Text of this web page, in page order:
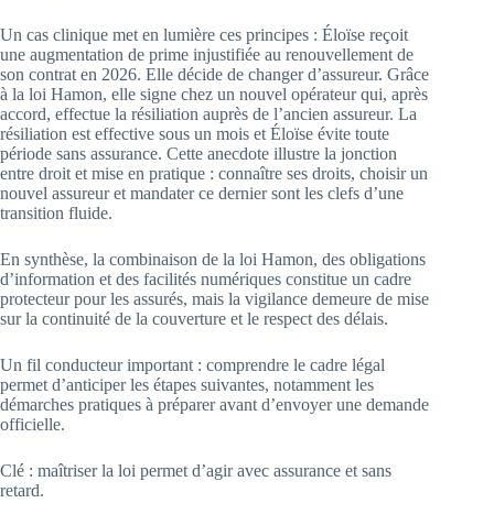
Un cas clinique met en lumière ces principes : Éloïse reçoit
une augmentation de prime injustifiée au renouvellement de
son contrat en 2026. Elle décide de changer d’assureur. Grâce
à la loi Hamon, elle signe chez un nouvel opérateur qui, après
accord, effectue la résiliation auprès de l’ancien assureur. La
résiliation est effective sous un mois et Éloïse évite toute
période sans assurance. Cette anecdote illustre la jonction
entre droit et mise en pratique : connaître ses droits, choisir un
nouvel assureur et mandater ce dernier sont les clefs d’une
transition fluide.
En synthèse, la combinaison de la loi Hamon, des obligations
d’information et des facilités numériques constitue un cadre
protecteur pour les assurés, mais la vigilance demeure de mise
sur la continuité de la couverture et le respect des délais.
Un fil conducteur important : comprendre le cadre légal
permet d’anticiper les étapes suivantes, notamment les
démarches pratiques à préparer avant d’envoyer une demande
officielle.
Clé : maîtriser la loi permet d’agir avec assurance et sans
retard.